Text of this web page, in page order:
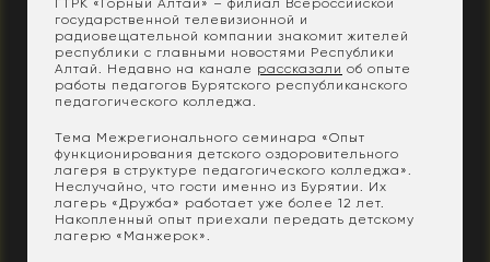
ГТРК «Горный Алтай» – филиал Всероссийской
государственной телевизионной и
радиовещательной компании знакомит жителей
республики с главными новостями Республики
Алтай. Недавно на канале рассказали об опыте
работы педагогов Бурятского республиканского
педагогического колледжа.
Тема Межрегионального семинара «Опыт
функционирования детского оздоровительного
лагеря в структуре педагогического колледжа».
Неслучайно, что гости именно из Бурятии. Их
лагерь «Дружба» работает уже более 12 лет.
Накопленный опыт приехали передать детскому
лагерю «Манжерок».